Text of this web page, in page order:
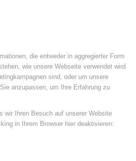
die entweder in aggregierter Form
wie unsere Webseite verwendet wird
sind, oder um unsere
anzupassen, um Ihre Erfahrung zu
wir Ihren Besuch auf unserer Website
in Ihrem Browser hier deaktivieren: